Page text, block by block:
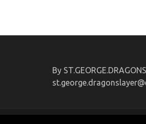
By